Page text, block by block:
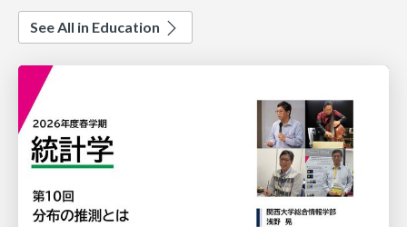
See All in Education